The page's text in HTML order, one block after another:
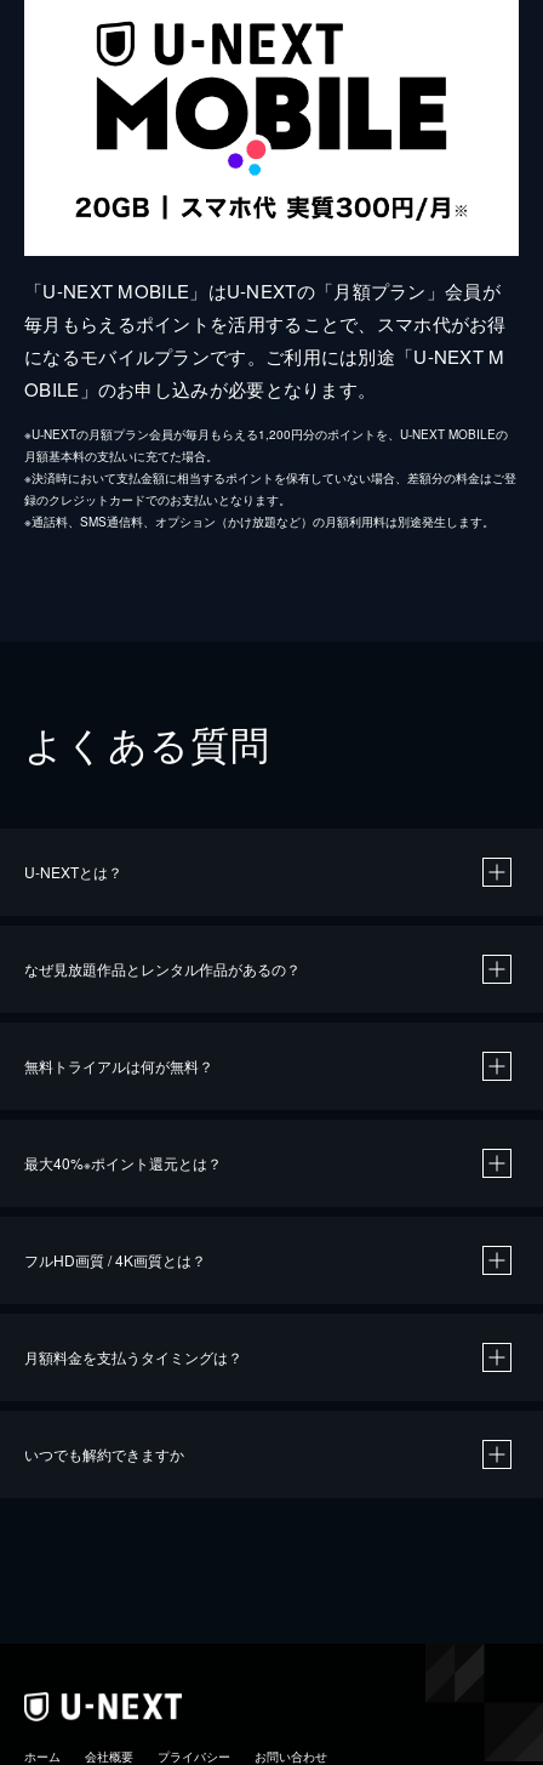
「U-NEXT MOBILE」はU-NEXTの「月額プラン」会員が
毎月もらえるポイントを活用することで、スマホ代がお得
になるモバイルプランです。ご利用には別途「U-NEXT M
OBILE」のお申し込みが必要となります。
※U-NEXTの月額プラン会員が毎月もらえる1,200円分のポイントを、U-NEXT MOBILEの
月額基本料の支払いに充てた場合。
※決済時において支払金額に相当するポイントを保有していない場合、差額分の料金はご登
録のクレジットカードでのお支払いとなります。
※通話料、SMS通信料、オプション（かけ放題など）の月額利用料は別途発生します。
よくある質問
U-NEXTとは？
なぜ見放題作品とレンタル作品があるの？
無料トライアルは何が無料？
最大40%※ポイント還元とは？
※40％ポイント還元の対象は、クレジットカード決済による作品の購入 / レンタルです。
iOSアプリのUコイン決済による作品の購入 / レンタルは、20％のポイント還元です。
フルHD画質 / 4K画質とは？
月額料金を支払うタイミングは？
いつでも解約できますか
ホーム 会社概要 プライバシー お問い合わせ